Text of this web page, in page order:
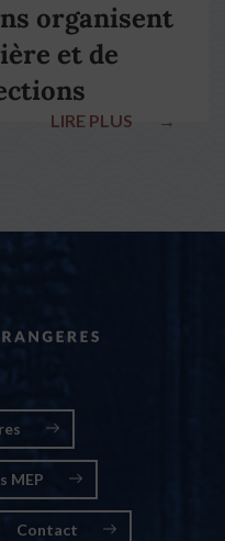
organisent
et de
LIRE PLUS →
MEP
Contact